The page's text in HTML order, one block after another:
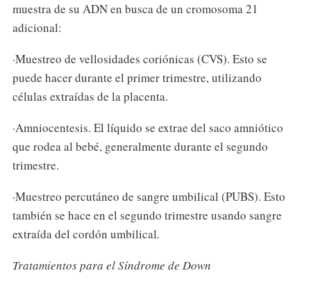
muestra de su ADN en busca de un cromosoma 21
adicional:
·Muestreo de vellosidades coriónicas (CVS). Esto se
puede hacer durante el primer trimestre, utilizando
células extraídas de la placenta.
·Amniocentesis. El líquido se extrae del saco amniótico
que rodea al bebé, generalmente durante el segundo
trimestre.
·Muestreo percutáneo de sangre umbilical (PUBS). Esto
también se hace en el segundo trimestre usando sangre
extraída del cordón umbilical.
Tratamientos para el Síndrome de Down